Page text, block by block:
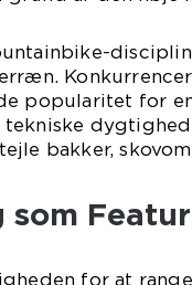
popularitet for
bakker,
som
for at